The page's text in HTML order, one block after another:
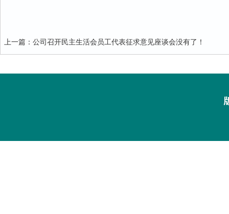
上一篇 ： ​公司召开民主生活会员工代表征求意见座谈会没有了！